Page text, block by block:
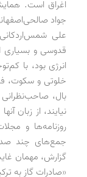
اغراق است.
جواد
علی
قدوسی و بسیاری
انرژی بود، با
خلوتی و سکوت،
بال،
نیایند، از زبان
روزنامه‌ها و
جمع‌های چند
گزارش، مهمان
«صادرات گاز به